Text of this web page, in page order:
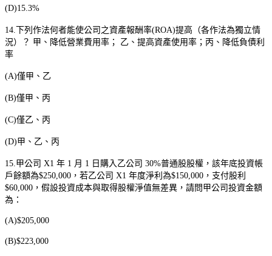
(D)15.3%
14. 下列作法何者能使公司之資產報酬率(ROA)提高（各作法為獨立情
況）？ 甲、降低營業費用率；
乙、提高資產使用率；丙、降低負債利
率
(A)僅甲、乙
(B)僅甲、丙
(C)僅乙、丙
(D)甲、乙、丙
15. 甲公司 X1 年 1 月 1 日購入乙公司 30%普通股股權，該年底投資帳
戶餘額為$250,000 ，若乙公司 X1 年度淨利為$150,000 ，支付股利
$60,000 ，假設投資成本與取得股權淨值無差異，請問甲公司投資金額
為：
(A)$205,000
(B)$223,000